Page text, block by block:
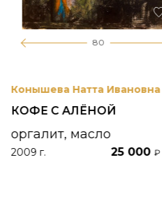
80
Конышева Натта Ивановна
КОФЕ С АЛЁНОЙ
оргалит, масло
2009 г. 25 000 ₽